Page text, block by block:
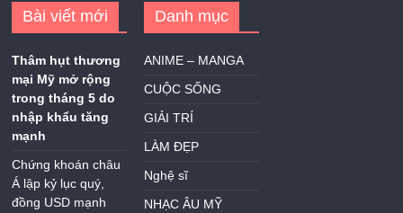
Bài viết mới
Thâm hụt thương
mại Mỹ mở rộng
trong tháng 5 do
nhập khẩu tăng
mạnh
Chứng khoán châu
Á lập kỷ lục quý,
đồng USD mạnh
Danh mục
ANIME – MANGA
CUỘC SỐNG
GIẢI TRÍ
LÀM ĐẸP
Nghệ sĩ
NHẠC ÂU MỸ